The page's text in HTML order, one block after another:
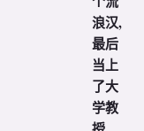
浪汉,
最后
当上
了大
学教